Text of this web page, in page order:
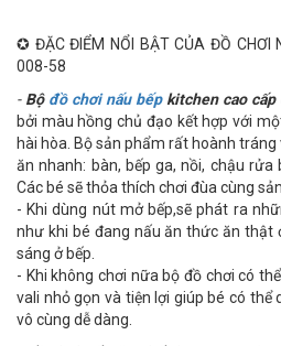
✪ ĐẶC ĐIỂM NỔI BẬT CỦA ĐỒ CHƠI
008-58
- Bộ đồ chơi nấu bếpkitchen cao cấp
bởi màu hồng chủ đạo kết hợp với
hài hòa. Bộ sản phẩm rất hoành
ăn nhanh: bàn, bếp ga, nồi, chậu rửa
Các bé sẽ thỏa thích chơi đùa cùng
- Khi dùng nút mở bếp,sẽ phát ra
như khi bé đang nấu ăn thức ăn thật
sáng ở bếp.
- Khi không chơi nữa bộ đồ chơi có
vali nhỏ gọn và tiện lợi giúp bé có thể
vô cùng dễ dàng.